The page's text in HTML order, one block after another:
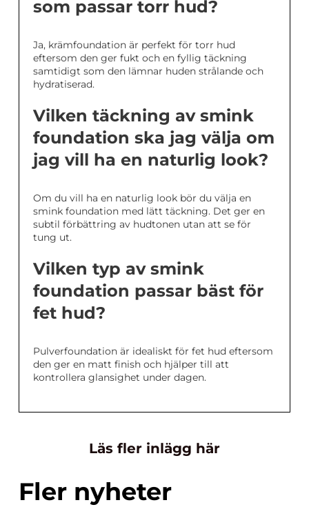
som passar torr hud?
Ja, krämfoundation är perfekt för torr hud
eftersom den ger fukt och en fyllig täckning
samtidigt som den lämnar huden strålande och
hydratiserad.
Vilken täckning av smink
foundation ska jag välja om
jag vill ha en naturlig look?
Om du vill ha en naturlig look bör du välja en
smink foundation med lätt täckning. Det ger en
subtil förbättring av hudtonen utan att se för
tung ut.
Vilken typ av smink
foundation passar bäst för
fet hud?
Pulverfoundation är idealiskt för fet hud eftersom
den ger en matt finish och hjälper till att
kontrollera glansighet under dagen.
Läs fler inlägg här
Fler nyheter